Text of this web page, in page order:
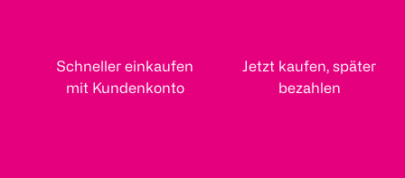
Schneller einkaufen
mit Kundenkonto
Jetzt kaufen, später
bezahlen